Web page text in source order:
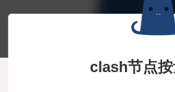
clash节点